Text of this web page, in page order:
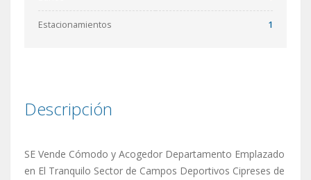
Estacionamientos 1
Descripción
SE Vende Cómodo y Acogedor Departamento Emplazado
en El Tranquilo Sector de Campos Deportivos Cipreses de